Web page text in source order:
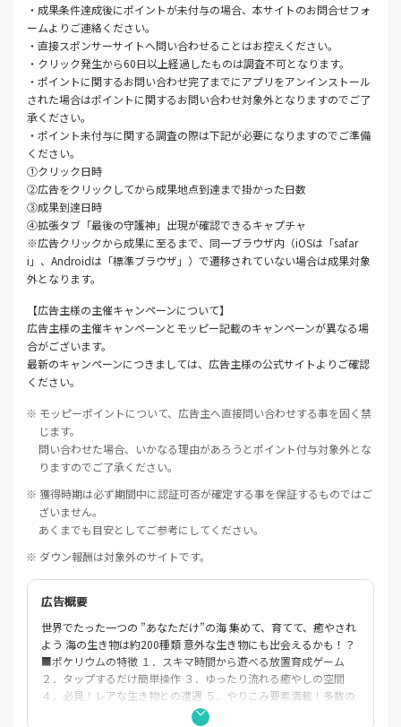
・成果条件達成後にポイントが未付与の場合、本サイトのお問合せフォ
ームよりご連絡ください。
・直接スポンサーサイトへ問い合わせることはお控えください。
・クリック発生から60日以上経過したものは調査不可となります。
・ポイントに関するお問い合わせ完了までにアプリをアンインストール
された場合はポイントに関するお問い合わせ対象外となりますのでご了
承ください。
・ポイント未付与に関する調査の際は下記が必要になりますのでご準備
ください。
①クリック日時
②広告をクリックしてから成果地点到達まで掛かった日数
③成果到達日時
④拡張タブ「最後の守護神」出現が確認できるキャプチャ
※広告クリックから成果に至るまで、同一ブラウザ内（iOSは「safar
i」、Androidは「標準ブラウザ」）で遷移されていない場合は成果対象
外となります。
【広告主様の主催キャンペーンについて】
広告主様の主催キャンペーンとモッピー記載のキャンペーンが異なる場
合がございます。
最新のキャンペーンにつきましては、広告主様の公式サイトよりご確認
ください。
※ モッピーポイントについて、広告主へ直接問い合わせする事を固く禁
じます。
問い合わせた場合、いかなる理由があろうとポイント付与対象外とな
りますのでご了承ください。
※ 獲得時期は必ず期間中に認証可否が確定する事を保証するものではご
ざいません。
あくまでも目安としてご参考にしてください。
※ ダウン報酬は対象外のサイトです。
広告概要
世界でたった一つの ”あなただけ”の海 集めて、育てて、癒やされ
よう 海の生き物は約200種類 意外な生き物にも出会えるかも！？
■ポケリウムの特徴 １．スキマ時間から遊べる放置育成ゲーム
２．タップするだけ簡単操作 ３．ゆったり流れる癒やしの空間
４．必見！レアな生き物との遭遇 ５．やりこみ要素満載！多数の